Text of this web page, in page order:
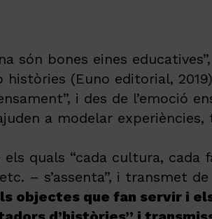
bones eines
(Euno editorial,
i des de l’emoció
a modelar
quals “cada cultura,
– s’assenta”, i transmet
que fan servir i